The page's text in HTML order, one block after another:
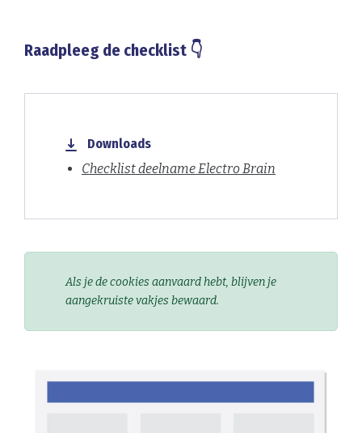
Raadpleeg de checklist 👇
Downloads
Checklist deelname Electro Brain
Als je de cookies aanvaard hebt, blijven je
aangekruiste vakjes bewaard.